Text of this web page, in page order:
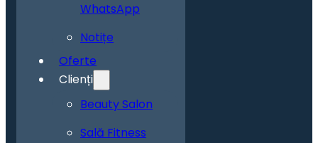
WhatsApp
Notițe
Oferte
Clienți
Beauty Salon
Sală Fitness